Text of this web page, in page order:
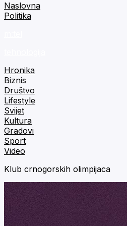
Naslovna
Politika
Hronika
Biznis
Društvo
Lifestyle
Svijet
Kultura
Gradovi
Sport
Video
Klub crnogorskih olimpijaca